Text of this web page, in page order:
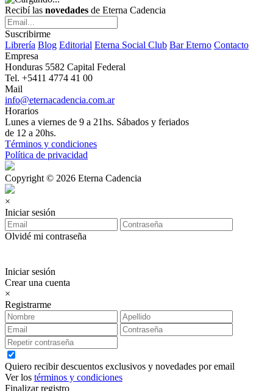
Recibí las novedades de Eterna Cadencia
Suscribirme
Librería Blog Editorial Eterna Social Club Bar Eterno Contacto
Empresa
Honduras 5582 Capital Federal
Tel. +5411 4774 41 00
Mail
info@eternacadencia.com.ar
Horarios
Lunes a viernes de 9 a 21hs. Sábados y feriados
de 12 a 20hs.
Términos y condiciones
Política de privacidad
Copyright © 2026 Eterna Cadencia
×
Iniciar sesión
Olvidé mi contraseña
Iniciar sesión
Crear una cuenta
×
Registrarme
Quiero recibir descuentos exclusivos y novedades por email
Ver los términos y condiciones
Finalizar registro